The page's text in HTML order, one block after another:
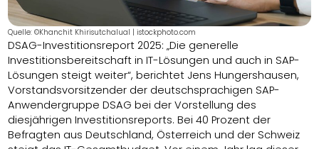
Quelle: ©Khanchit Khirisutchalual | istockphoto.com
DSAG-Investitionsreport 2025: „Die generelle
Investitionsbereitschaft in IT-Lösungen und auch in SAP-
Lösungen steigt weiter“, berichtet Jens Hungershausen,
Vorstandsvorsitzender der deutschsprachigen SAP-
Anwendergruppe DSAG bei der Vorstellung des
diesjährigen Investitionsreports. Bei 40 Prozent der
Befragten aus Deutschland, Österreich und der Schweiz